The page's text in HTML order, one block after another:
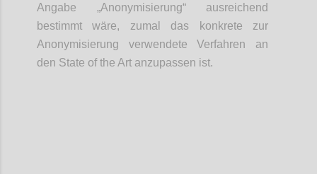
Angabe „Anonymisierung“ ausreichend
bestimmt wäre, zumal das konkrete zur
Anonymisierung verwendete Verfahren an
den State of the Art anzupassen ist.